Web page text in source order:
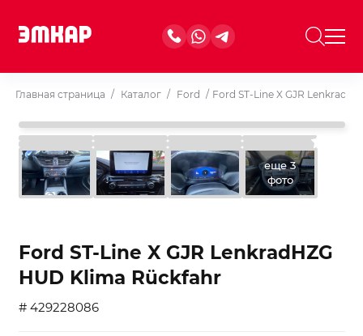
Главная страница / Каталог / Ford / Ford ST-Line X GJR
еще 3
фото
Ford ST-Line X GJR LenkradHZG
HUD Klima Rückfahr
# 429228086